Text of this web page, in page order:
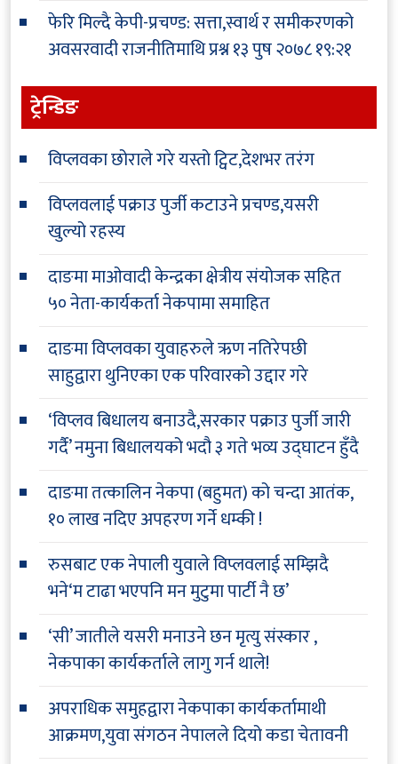
फेरि मिल्दै केपी-प्रचण्ड: सत्ता,स्वार्थ र समीकरणको
अवसरवादी राजनीतिमाथि प्रश्न१३ पुष २०७८ १९:२१
ट्रेन्डिङ
विप्लवका छोराले गरे यस्तो ट्विट,देशभर तरंग
विप्लवलाई पक्राउ पुर्जी कटाउने प्रचण्ड,यसरी
खुल्यो रहस्य
दाङमा माओवादी केन्द्रका क्षेत्रीय संयोजक सहित
५० नेता-कार्यकर्ता नेकपामा समाहित
दाङमा विप्लवका युवाहरुले ऋण नतिरेपछी
साहुद्वारा थुनिएका एक परिवारको उद्दार गरे
‘विप्लव बिधालय बनाउदै,सरकार पक्राउ पुर्जी जारी
गर्दै’ नमुना बिधालयको भदौ ३ गते भव्य उद्घाटन हुँदै
दाङमा तत्कालिन नेकपा (बहुमत) को चन्दा आतंक,
१० लाख नदिए अपहरण गर्ने धम्की !
रुसबाट एक नेपाली युवाले विप्लवलाई सम्झिदै
भने‘म टाढा भएपनि मन मुटुमा पार्टी नै छ’
‘सी’ जातीले यसरी मनाउने छन मृत्यु संस्कार ,
नेकपाका कार्यकर्ताले लागु गर्न थाले!
अपराधिक समुहद्वारा नेकपाका कार्यकर्तामाथी
आक्रमण,युवा संगठन नेपालले दियो कडा चेतावनी